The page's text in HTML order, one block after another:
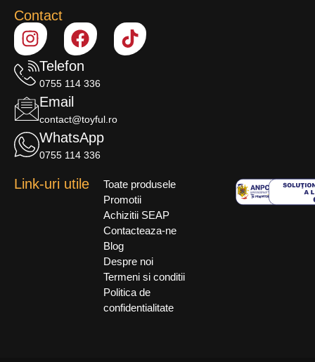
Contact
Telefon
0755 114 336
Email
contact@toyful.ro
WhatsApp
0755 114 336
Link-uri utile
Toate produsele
Promotii
Achizitii SEAP
Contacteaza-ne
Blog
Despre noi
Termeni si conditii
Politica de
confidentialitate